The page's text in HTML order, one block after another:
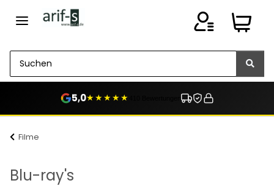
5,0★★★★★
Filme
Blu-ray's